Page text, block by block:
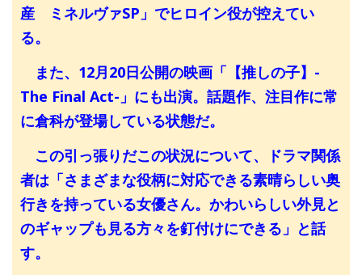
産 ミネルヴァSP」でヒロイン役が控えてい
る。
また、12月20日公開の映画「【推しの子】-
The Final Act-」にも出演。話題作、注目作に常
に倉科が登場している状態だ。
この引っ張りだこの状況について、ドラマ関係
者は「さまざまな役柄に対応できる素晴らしい奥
行きを持っている女優さん。かわいらしい外見と
のギャップも見る方々を釘付けにできる」と話
す。